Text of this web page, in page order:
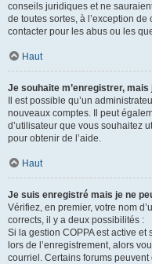
conseils juridiques et ne
de toutes sortes, à l’exception
contacter pour les abus ou les
Haut
Je souhaite m’enregistrer, mais
Il est possible qu’un
nouveaux comptes. Il peut
d’utilisateur que vous souhaitez
pour obtenir de l’aide.
Haut
Je suis enregistré mais je ne
Vérifiez, en premier, votre nom
corrects, il y a deux possibilités :
Si la gestion COPPA est active
lors de l’enregistrement, alors
courriel. Certains forums